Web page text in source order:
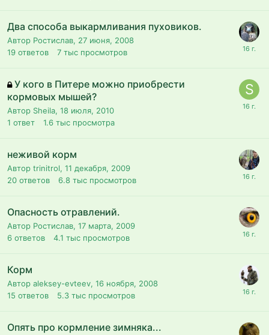
Два способа выкармливания пуховиков.
Автор Ростислав, 27 июня, 2008
19 ответов 7 тыс просмотров
У кого в Питере можно приобрести
кормовых мышей?
Автор Sheila, 18 июля, 2010
1 ответ 1.6 тыс просмотра
неживой корм
Автор trinitrol, 11 декабря, 2009
20 ответов 6.8 тыс просмотров
Опасность отравлений.
Автор Ростислав, 17 марта, 2009
6 ответов 4.1 тыс просмотров
Корм
Автор aleksey-evteev, 16 ноября, 2008
15 ответов 5.3 тыс просмотров
Опять про кормление зимняка...